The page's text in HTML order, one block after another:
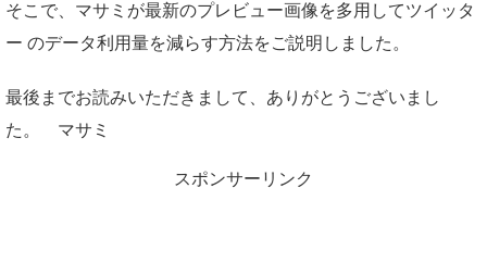
そこで、マサミが最新のプレビュー画像を多用してツイッタ
ー のデータ利用量を減らす方法をご説明しました。
最後までお読みいただきまして、ありがとうございまし
た。 マサミ
スポンサーリンク